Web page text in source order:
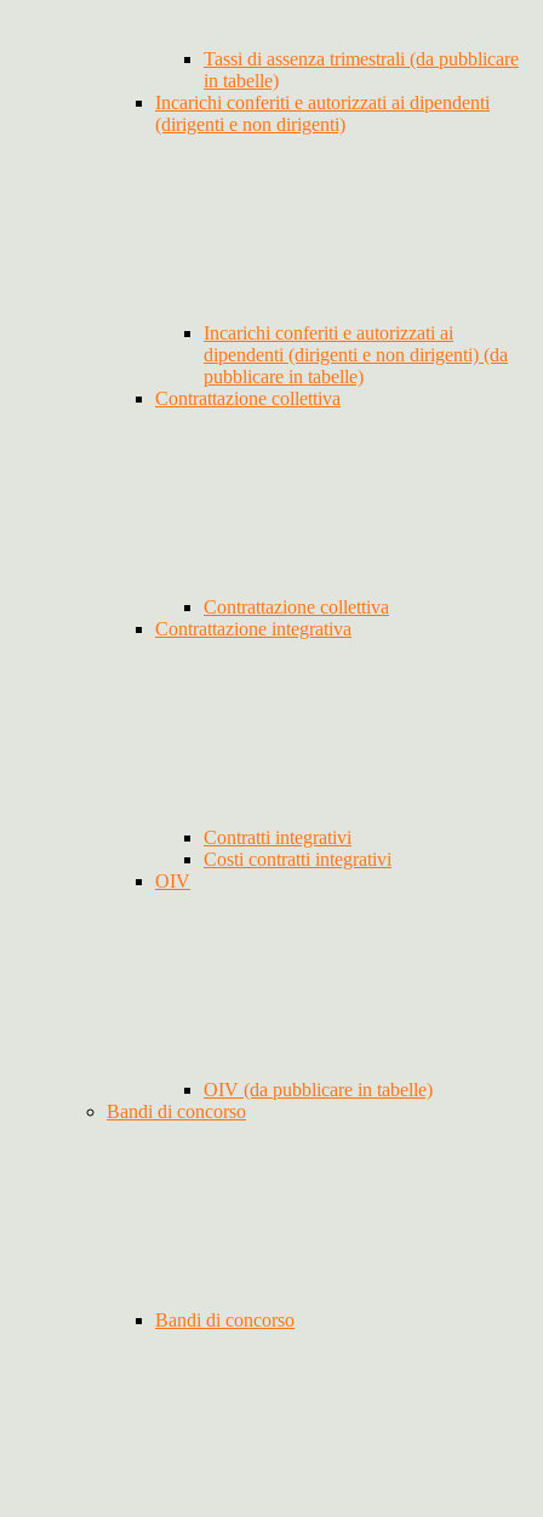
Tassi di assenza trimestrali (da pubblicare
in tabelle)
Incarichi conferiti e autorizzati ai dipendenti
(dirigenti e non dirigenti)
Incarichi conferiti e autorizzati ai
dipendenti (dirigenti e non dirigenti) (da
pubblicare in tabelle)
Contrattazione collettiva
Contrattazione collettiva
Contrattazione integrativa
Contratti integrativi
Costi contratti integrativi
OIV
OIV (da pubblicare in tabelle)
Bandi di concorso
Bandi di concorso